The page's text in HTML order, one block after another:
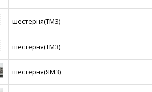
шестерня(ТМЗ)
шестерня(ТМЗ)
шестерня(ЯМЗ)